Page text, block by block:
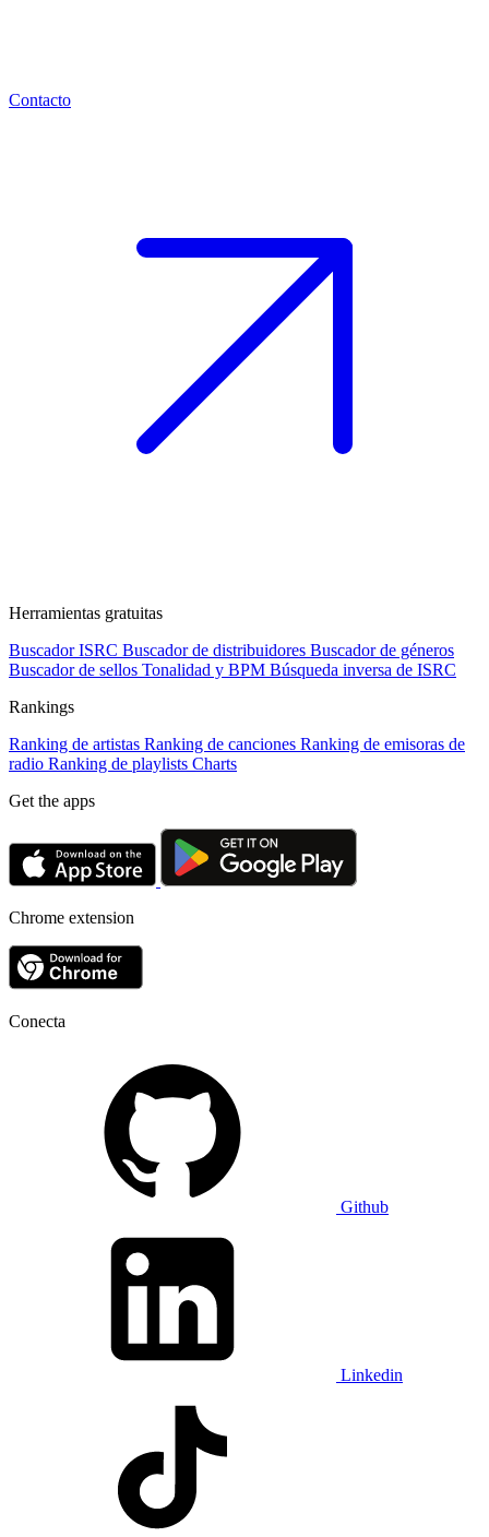
Contacto
Herramientas gratuitas
Buscador ISRC Buscador de distribuidores Buscador de géneros
Buscador de sellos Tonalidad y BPM Búsqueda inversa de ISRC
Rankings
Ranking de artistas Ranking de canciones Ranking de emisoras de
radio Ranking de playlists Charts
Get the apps
Chrome extension
Conecta
Github
Linkedin